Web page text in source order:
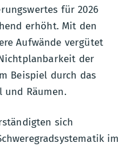
für 2026
erhöht. Mit den
Aufwände vergütet
der
Beispiel durch das
und Räumen.
sich
im